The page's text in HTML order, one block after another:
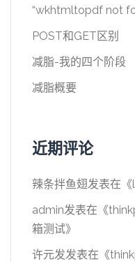
“wkhtmltopdf not
POST和GET区别
减脂-我的四个阶段
减脂概要
近期评论
辣条拌鱼翅发表在《
admin发表在《
箱测试》
许元发发表在《